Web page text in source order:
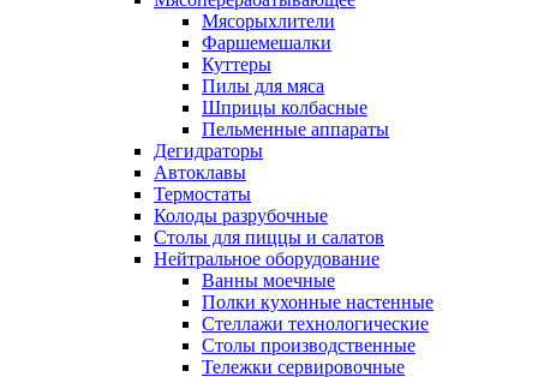
Мясорыхлители
Фаршемешалки
Куттеры
Пилы для мяса
Шприцы колбасные
Пельменные аппараты
Дегидраторы
Автоклавы
Термостаты
Колоды разрубочные
Столы для пиццы и салатов
Нейтральное оборудование
Ванны моечные
Полки кухонные настенные
Стеллажи технологические
Столы производственные
Тележки сервировочные